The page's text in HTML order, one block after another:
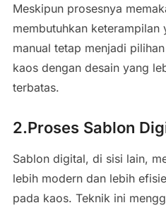
Meskipun prosesnya
membutuhkan
manual tetap menjadi
kaos dengan desain yang
terbatas.
2.Proses Sablon
Sablon digital, di sisi lain,
lebih modern dan lebih
pada kaos. Teknik ini